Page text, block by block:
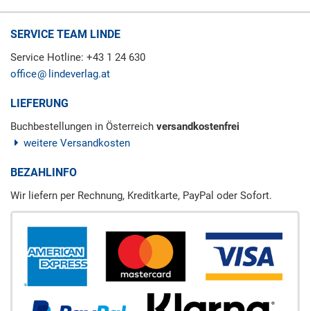
SERVICE TEAM LINDE
Service Hotline: +43 1 24 630
office
lindeverlag.at
LIEFERUNG
Buchbestellungen in Österreich versandkostenfrei
weitere Versandkosten
BEZAHLINFO
Wir liefern per Rechnung, Kreditkarte, PayPal oder Sofort.